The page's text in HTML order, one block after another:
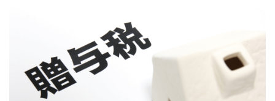
高断熱・高気密の家
エネルギー自給自足
1000年を超えて生きる檜
知られざる檜の効果・作用
グレートステージ
クレステージ
リフォーム
リフォーム トップ
資産活用